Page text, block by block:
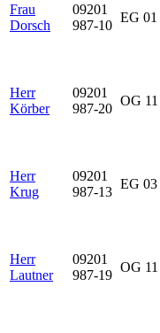
Frau
Dorsch
09201
987-10
EG 01
Herr
Körber
09201
987-20
OG 11
Herr
Krug
09201
987-13
EG 03
Herr
Lautner
09201
987-19
OG 11